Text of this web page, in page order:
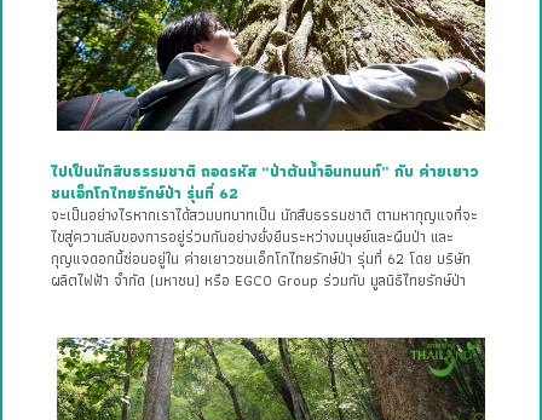
ไปเป็นนักสืบธรรมชาติ ถอดรหัส “ป่าต้นน้ำอินทนนท์” กับ ค่ายเยาว
ชนเอ็กโกไทยรักษ์ป่า รุ่นที่ 62
จะเป็นอย่างไรหากเราได้สวมบทบาทเป็น นักสืบธรรมชาติ ตามหากุญแจที่จะ
ไขสู่ความลับของการอยู่ร่วมกันอย่างยั่งยืนระหว่างมนุษย์และผืนป่า และ
กุญแจดอกนี้ซ่อนอยู่ใน ค่ายเยาวชนเอ็กโกไทยรักษ์ป่า รุ่นที่ 62 โดย บริษัท
ผลิตไฟฟ้า จำกัด (มหาชน) หรือ EGCO Group ร่วมกับ มูลนิธิไทยรักษ์ป่า